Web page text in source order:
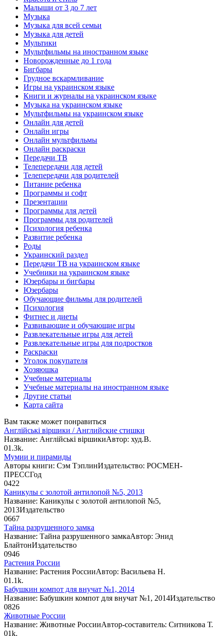
Малыши от 3 до 7 лет
Музыка
Музыка для всей семьи
Музыка для детей
Мультики
Мультфильмы на иностранном языке
Новорожденные до 1 года
Бигбары
Грудное вскармливание
Игры на украинском языке
Книги и журналы на украинском языке
Музыка на украинском языке
Мультфильмы на украинском языке
Онлайн для детей
Онлайн игры
Онлайн мультфильмы
Онлайн раскраски
Передачи ТВ
Телепередачи для детей
Телепередачи для родителей
Питание ребенка
Программы и софт
Презентации
Программы для детей
Программы для родителей
Психология ребенка
Развитие ребенка
Роды
Украинский раздел
Передачи ТВ на украинском языке
Учебники на украинском языке
Юзербары и бигбары
Юзербары
Обучающие фильмы для родителей
Психология
Фитнес и диеты
Развивающие и обучающие игры
Развлекательные игры для детей
Развлекательные игры для подростков
Раскраски
Уголок покупателя
Хозяюшка
Учебные материалы
Учебные материалы на иностранном языке
Другие статьи
Карта сайта
Вам также может понравиться
Англійські віршики / Английские стишки
Название: Англійські віршикиАвтор: худ.В.
01.3k.
Мумии и пирамиды
Авторы книги: Сэм ТэплинИздательство: РОСМЕН-
ПРЕССГод
0422
Каникулы с золотой антилопой №5, 2013
Название: Каникулы с золотой антилопой №5,
2013Издательство
0667
Тайна разрушенного замка
Название: Тайна разрушенного замкаАвтор: Энид
БлайтонИздательство
0946
Растения России
Название: Растения РоссииАвтор: Васильева Н.
01.1k.
Бабушкин компот для внучат №1, 2014
Название: Бабушкин компот для внучат №1, 2014Издательство
0826
Животные России
Название: Животные РоссииАвтор-составитель: Ситникова Т.
01k.